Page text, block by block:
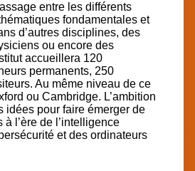
entre les différents
fondamentales et
d’autres disciplines, des
ou encore des
accueillera 120
permanents, 250
Au même niveau de ce
ou Cambridge. L’ambition
idées pour faire émerger de
l’ère de l’intelligence
et des ordinateurs